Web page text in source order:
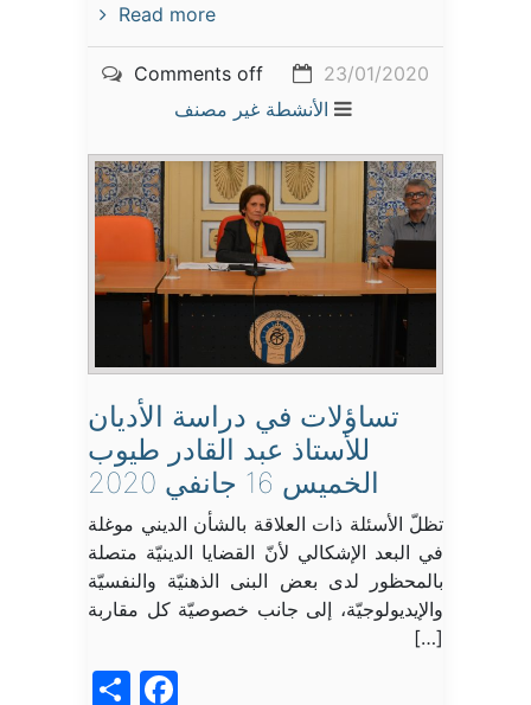
Read more
23/01/2020
Comments off
الأنشطة غير مصنف
تساؤلات في دراسة الأديان
للأستاذ عبد القادر طيوب
الخميس 16 جانفي 2020
تظلّ الأسئلة ذات العلاقة بالشأن الديني موغلة
في البعد الإشكالي لأنّ القضايا الدينيّة متصلة
بالمحظور لدى بعض البنى الذهنيّة والنفسيّة
والإيديولوجيّة، إلى جانب خصوصيّة كل مقاربة
[…]